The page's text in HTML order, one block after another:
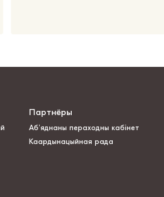
Партнёры
Аб’яднаны пераходны кабінет
Каардынацыйная рада